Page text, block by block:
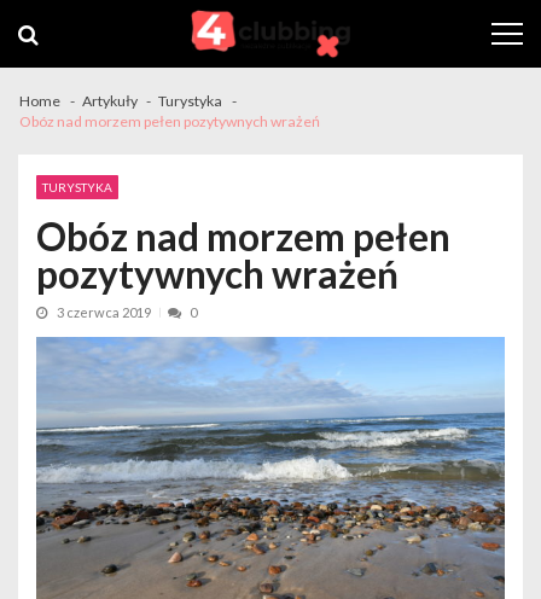
navigation
content
Home Artykuły
Turystyka
Obóz nad morzem pełen pozytywnych wrażeń
TURYSTYKA
Obóz nad morzem pełen
pozytywnych wrażeń
3 czerwca 2019 0